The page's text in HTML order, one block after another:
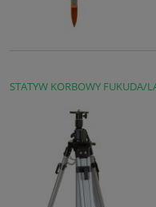
STATYW KORBOWY FUKUDA/